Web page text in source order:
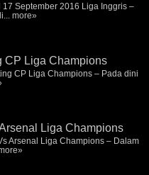
September 2016 Liga Inggris –
more»
CP Liga Champions
CP Liga Champions – Pada dini
Liga Champions
Arsenal Liga Champions – Dalam